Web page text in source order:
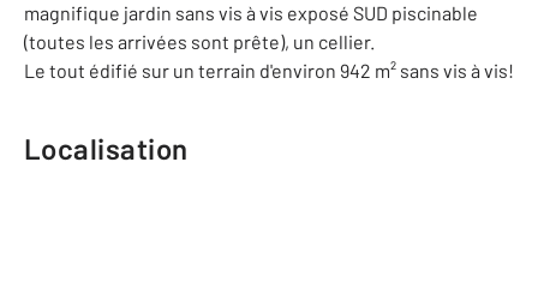
magnifique jardin sans vis à vis exposé SUD piscinable
(toutes les arrivées sont prête), un cellier.
Le tout édifié sur un terrain d'environ 942 m² sans vis à vis!
Localisation